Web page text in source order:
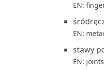
EN:
EN:
stawy
EN: